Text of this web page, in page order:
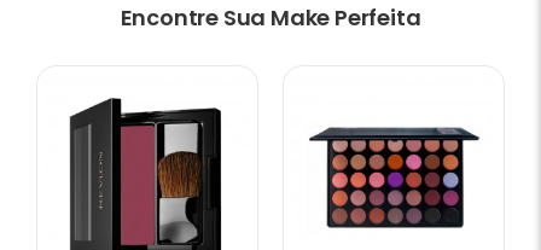
Encontre Sua Make Perfeita